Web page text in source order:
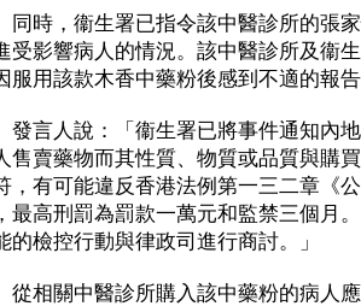
時，衞生署已指令該中醫診所的張家
受影響病人的情況。該中醫診所及衞
服用該款木香中藥粉後感到不適的報
言人說：「衞生署已將事件通知內地
售賣藥物而其性質、物質或品質與購
，有可能違反香港法例第一三二章《
最高刑罰為罰款一萬元和監禁三個月
的檢控行動與律政司進行商討。」
相關中醫診所購入該中藥粉的病人應